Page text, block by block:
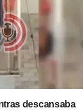
descansaba